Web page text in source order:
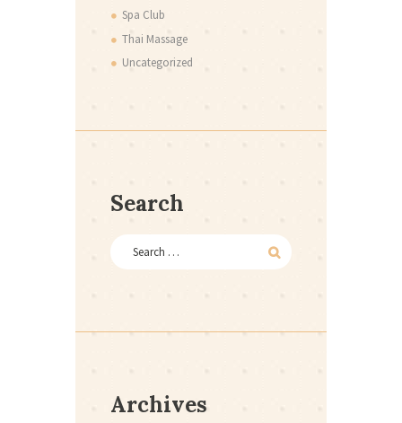
Spa Club
Thai Massage
Uncategorized
Search
Archives